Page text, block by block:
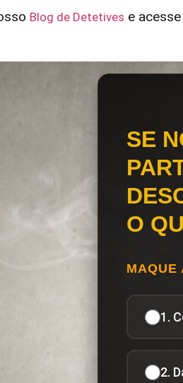
Blog de Detetives e
SE
O
MAQUE
1.
2.